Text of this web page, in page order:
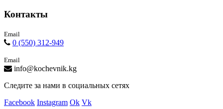
Контакты
Email
0 (550) 312-949
Email
info@kochevnik.kg
Следите за нами в социальных сетях
Facebook Instagram Ok Vk